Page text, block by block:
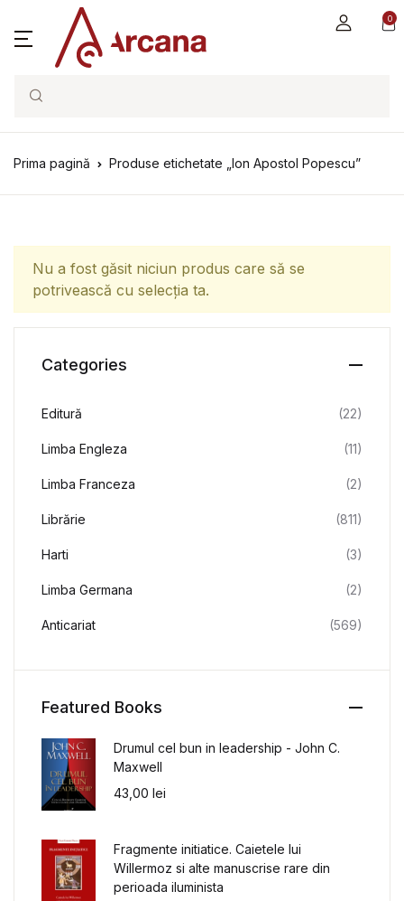
0
Search
Prima pagină Produse etichetate „Ion Apostol Popescu”
Nu a fost găsit niciun produs care să se
potrivească cu selecția ta.
Categories
Editură (22)
Limba Engleza (11)
Limba Franceza (2)
Librărie (811)
Harti (3)
Limba Germana (2)
Anticariat (569)
Featured Books
Drumul cel bun in leadership - John C.
Maxwell
43,00 lei
Fragmente initiatice. Caietele lui
Willermoz si alte manuscrise rare din
perioada iluminista